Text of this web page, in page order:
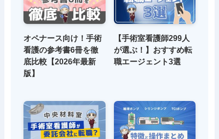
オペナース向け！手術
看護の参考書6冊を徹
底比較【2026年最新
版】
【手術室看護師299人
が選ぶ！】おすすめ転
職エージェント3選